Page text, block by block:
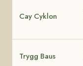
Cay Cyklon
Trygg Baus